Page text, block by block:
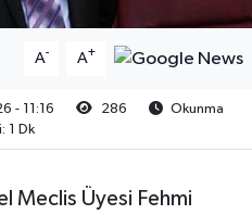
A- A+
- 11:16 286
Okunma
1 Dk
Meclis Üyesi Fehmi